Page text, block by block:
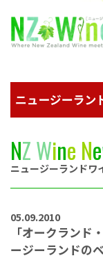
NZWine Ne
ニュージーランドワ
05.09.2010
「オークランド
ージーランドの